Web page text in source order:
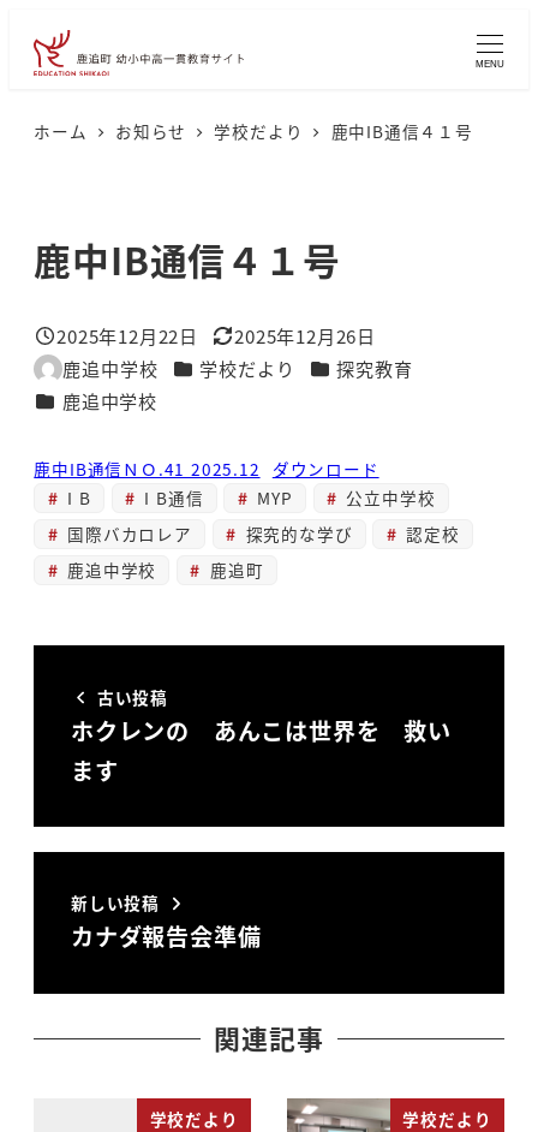
MENU
ホーム お知らせ 学校だより 鹿中IB通信４１号
鹿中IB通信４１号
投稿日
2025年12月22日
更新日
2025年12月26日
著
者
鹿追中学校 カテゴリー
学校だより カテゴリー
探究教育
カテゴリー
鹿追中学校
鹿中IB通信ＮＯ.41 2025.12
ダウンロード
I B
I B通信 MYP
公立中学校
国際バカロレア
探究的な学び
認定校
鹿追中学校
鹿追町
古い投稿
ホクレンの あんこは世界を 救い
ます
新しい投稿
カナダ報告会準備
関連記事
学校だより 学校だより